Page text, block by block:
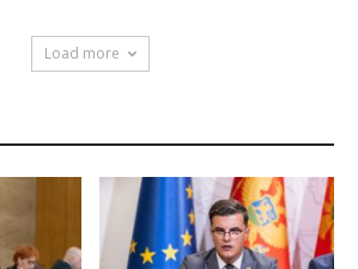
Load more